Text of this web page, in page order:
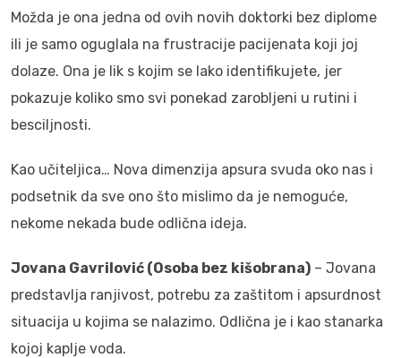
Možda je ona jedna od ovih novih doktorki bez diplome
ili je samo oguglala na frustracije pacijenata koji joj
dolaze. Ona je lik s kojim se lako identifikujete, jer
pokazuje koliko smo svi ponekad zarobljeni u rutini i
besciljnosti.
Kao učiteljica… Nova dimenzija apsura svuda oko nas i
podsetnik da sve ono što mislimo da je nemoguće,
nekome nekada bude odlična ideja.
Jovana Gavrilović (Osoba bez kišobrana) – Jovana
predstavlja ranjivost, potrebu za zaštitom i apsurdnost
situacija u kojima se nalazimo. Odlična je i kao stanarka
kojoj kaplje voda.